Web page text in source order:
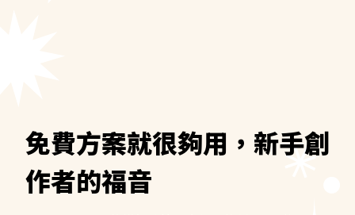
免費方案就很夠用，新手創
作者的福音